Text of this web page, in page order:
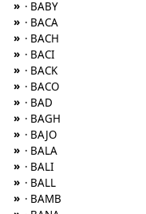
» · BABY
» · BACA
» · BACH
» · BACI
» · BACK
» · BACO
» · BAD
» · BAGH
» · BAJO
» · BALA
» · BALI
» · BALL
» · BAMB